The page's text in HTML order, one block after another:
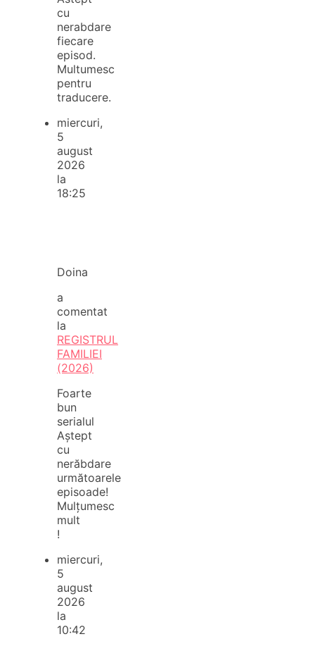
cu
nerabdare
fiecare
episod.
Multumesc
pentru
traducere.
miercuri,
5
august
2026
la
18:25
Doina
a
comentat
la
REGISTRUL
FAMILIEI
(2026)
Foarte
bun
serialul
Aștept
cu
nerăbdare
următoarele
episoade!
Mulțumesc
mult
!
miercuri,
5
august
2026
la
10:42